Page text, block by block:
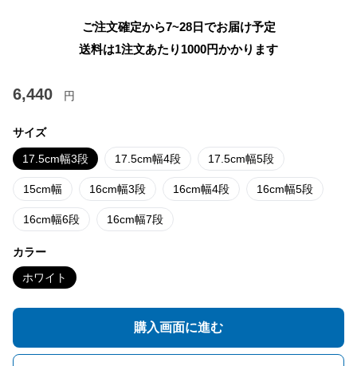
ご注文確定から7~28日でお届け予定
送料は1注文あたり 1000円かかります
6,440 円
サイズ
17.5cm幅3段 17.5cm幅4段 17.5cm幅5段
15cm幅 16cm幅3段 16cm幅4段 16cm幅5段
16cm幅6段 16cm幅7段
カラー
ホワイト
購入画面に進む